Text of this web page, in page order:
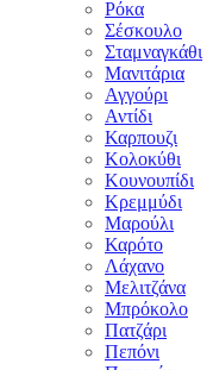
Ρόκα
Σέσκουλο
Σταμναγκάθι
Μανιτάρια
Αγγούρι
Αντίδι
Καρπουζι
Κολοκύθι
Κουνουπίδι
Κρεμμύδι
Μαρούλι
Καρότο
Λάχανο
Μελιτζάνα
Μπρόκολο
Πατζάρι
Πεπόνι